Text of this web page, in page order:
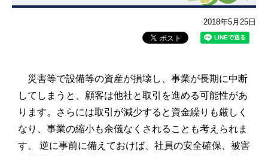
2018年5月25日
災害等で設備等の資産が損壊し、事業が長期に中断
してしまうと、顧客は他社と取引を進める可能性があ
ります。さらには取引が減少すると資金繰りも厳しく
なり、事業の縮小も余儀なくされることも考えられま
す。 逆に事前に備えておけば、社員の安全確保、被害